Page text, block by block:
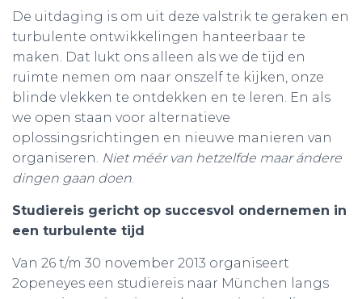
De uitdaging is om uit deze valstrik te geraken en
turbulente ontwikkelingen hanteerbaar te
maken. Dat lukt ons alleen als we de tijd en
ruimte nemen om naar onszelf te kijken, onze
blinde vlekken te ontdekken en te leren. En als
we open staan voor alternatieve
oplossingsrichtingen en nieuwe manieren van
organiseren. Niet méér van hetzelfde maar ándere
dingen gaan doen.
Studiereis gericht op succesvol ondernemen in
een turbulente tijd
Van 26 t/m 30 november 2013 organiseert
2openeyes een studiereis naar München langs